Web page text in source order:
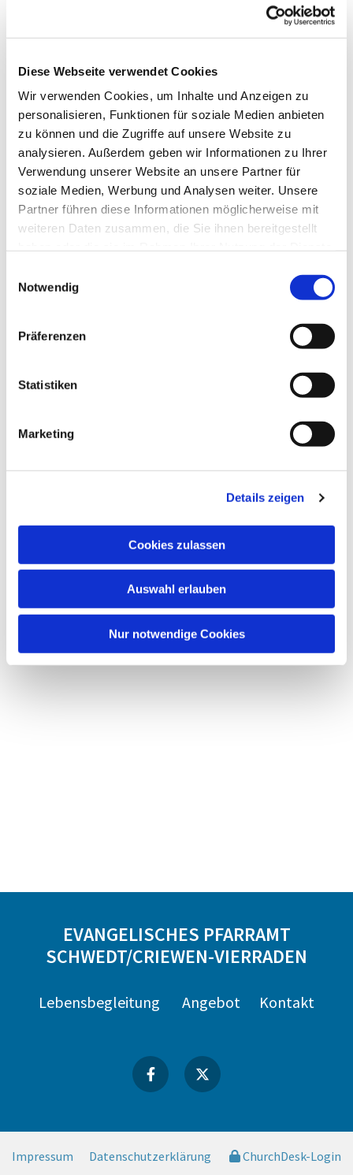
Diese Webseite verwendet Cookies
Wir verwenden Cookies, um Inhalte und Anzeigen zu
personalisieren, Funktionen für soziale Medien anbieten
zu können und die Zugriffe auf unsere Website zu
analysieren. Außerdem geben wir Informationen zu Ihrer
Verwendung unserer Website an unsere Partner für
soziale Medien, Werbung und Analysen weiter. Unsere
Partner führen diese Informationen möglicherweise mit
weiteren Daten zusammen, die Sie ihnen bereitgestellt
Notwendig
Präferenzen
Statistiken
Marketing
Details zeigen
Cookies zulassen
Auswahl erlauben
Nur notwendige Cookies
Frau Stein
Dies könnte Sie auch
EVANGELISCHES PFARRAMT
SCHWEDT/CRIEWEN-VIERRADEN
Lebensbegleitung Angebot Kontakt
Impressum Datenschutzerklärung ChurchDesk-Login